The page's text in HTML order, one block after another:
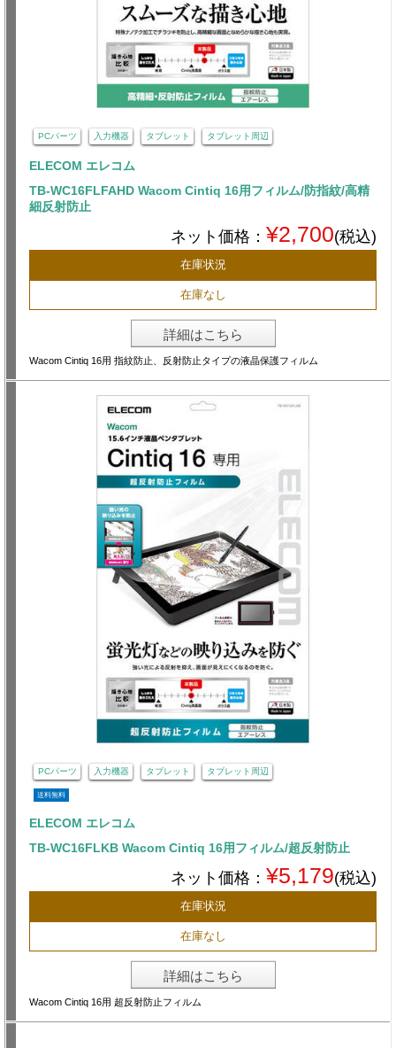
PCパーツ 入力機器 タブレット タブレット周辺
ELECOM エレコム
TB-WC16FLFAHD Wacom Cintiq 16用フィルム/防指紋/高精
細反射防止
ネット価格： ¥2,700(税込)
在庫状況
在庫なし
詳細はこちら
Wacom Cintiq 16用 指紋防止、反射防止タイプの液晶保護フィルム
PCパーツ 入力機器 タブレット タブレット周辺
送料無料
ELECOM エレコム
TB-WC16FLKB Wacom Cintiq 16用フィルム/超反射防止
ネット価格： ¥5,179(税込)
在庫状況
在庫なし
詳細はこちら
Wacom Cintiq 16用 超反射防止フィルム